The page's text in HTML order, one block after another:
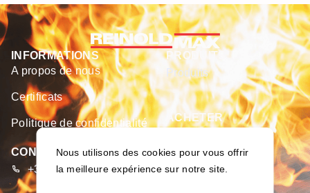
CONTACTS
+370 373 93 666
INFORMATIONS
A propos de nous
Certificats
Politique de confidentialité
PRODUITS
Produits
ACHETER
Nous utilisons des cookies pour vous offrir
la meilleure expérience sur notre site.